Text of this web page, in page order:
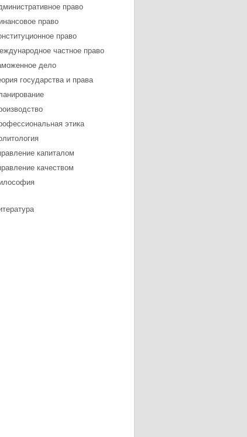
право
право
право
частное право
дело
государства и права
этика
капиталом
качеством